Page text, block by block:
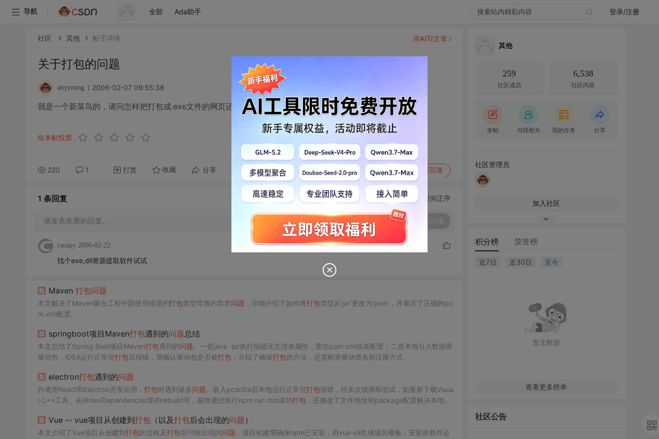
导航 全部 Ada助手 登录/注册
社区 其他 帖子详情
关于打包的问题
anyyoung 2006-02-07 09:55:38
我是一个新菜鸟的，请问怎样把打包成.exe文件的网页还原？急需答案，切
给本帖投票
220 1 打赏 收藏 分享 转发到动态 举报 写回复
用AI写文章
1 条回复 切换为时间正序
请发表友善的回复…
csoapy 2006-02-22
找个exe,dll资源提取软件试试
Maven 打包问题
本文解决了Maven聚合工程中因使用错误的打包类型导致的异常问题 ，详细介绍了如何将打包类型从'jar'更改为'pom'，并展示了正确的po
m.xml配置。
springboot项目Maven打包遇到的问题总结
本文总结了Spring Boot项目Maven打包遇到的问题 。一是java -jar执行报错无主清单属性，需在pom.xml添加配置；二是本地引入数据库
驱动包，IDEA运行正常但打包后报错，需确认驱动包是否被打包，介绍了确保打包的方法，还需检查驱动类名和注册方式。
electron打包遇到的问题
作者用React和Electron开发应用， 打包时遇到诸多问题 。嵌入pcsclite后本地运行正常但打包报错，经多次猜测和尝试，如重新下载Visua
l C++工具、去掉devDependencies里的rebuild等，最终通过执行npm run dist成功打包，还修改了文件地址和package配置解决本地文
Vue -- vue项目从创建到打包（以及打包后会出现的问题）
本文介绍了Vue项目从创建到打包的过程及打包后可能出现的问题 。项目创建需确保npm已安装，用vue-cli生成项目模板，安装依赖并运
其他
259
社区成员
6,538
社区内容
发帖 与我相关 我的任务 分享
社区管理员
加入社区
积分榜 荣誉榜
近7日 近30日 至今
暂无数据
查看更多榜单
社区公告